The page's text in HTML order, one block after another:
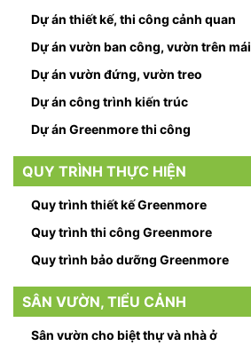
Dự án thiết kế, thi công cảnh quan
Dự án vườn ban công, vườn trên mái
Dự án vườn đứng, vườn treo
Dự án công trình kiến trúc
Dự án Greenmore thi công
QUY TRÌNH THỰC HIỆN
Quy trình thiết kế Greenmore
Quy trình thi công Greenmore
Quy trình bảo dưỡng Greenmore
SÂN VƯỜN, TIỂU CẢNH
Sân vườn cho biệt thự và nhà ở